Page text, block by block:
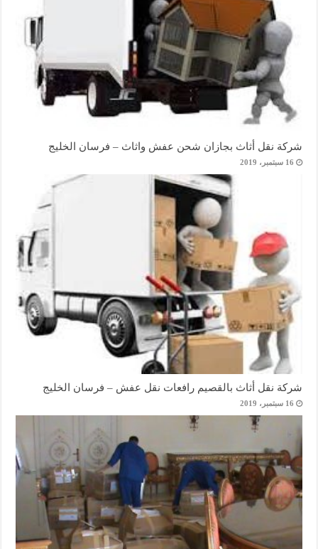
شركة نقل أثاث بجازان شحن عفش واثاث – فرسان الخليج
16 سبتمبر، 2019
شركة نقل أثاث بالقصيم رافعات نقل عفش – فرسان الخليج
16 سبتمبر، 2019